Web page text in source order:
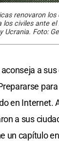
renovaron
los civiles ante
Ucrania. Foto:
a
en Internet.
a sus
un capítulo